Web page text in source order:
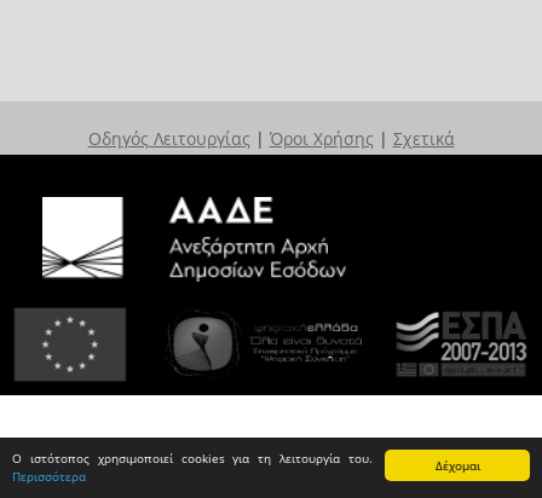
Δέχομαι
Ο ιστότοπος χρησιμοποιεί cookies για τη λειτουργία του.
Περισσότερα
Οδηγός Λειτουργίας | Όροι Χρήσης | Σχετικά